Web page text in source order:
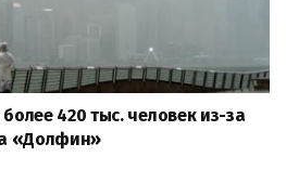
420 тыс. человек из-за
«Долфин»